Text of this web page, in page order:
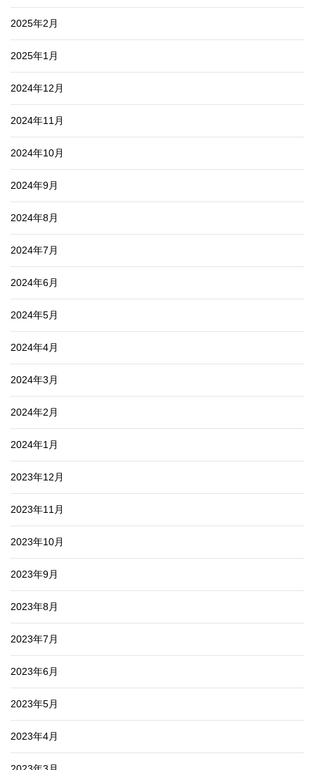
2025年2月
2025年1月
2024年12月
2024年11月
2024年10月
2024年9月
2024年8月
2024年7月
2024年6月
2024年5月
2024年4月
2024年3月
2024年2月
2024年1月
2023年12月
2023年11月
2023年10月
2023年9月
2023年8月
2023年7月
2023年6月
2023年5月
2023年4月